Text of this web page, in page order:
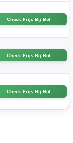
Check Prijs Bij Bol
Check Prijs Bij Bol
Check Prijs Bij Bol